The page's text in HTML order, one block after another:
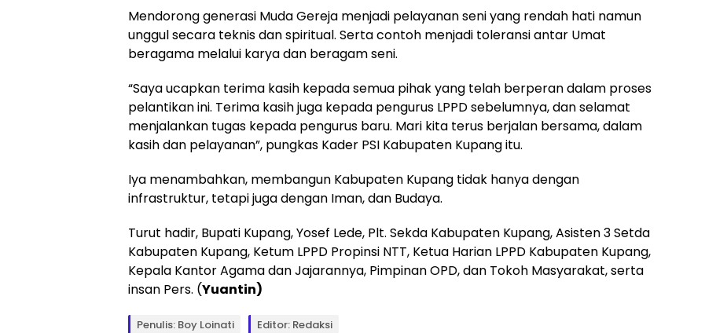
Mendorong generasi Muda Gereja menjadi pelayanan seni yang rendah hati namun
unggul secara teknis dan spiritual. Serta contoh menjadi toleransi antar Umat
beragama melalui karya dan beragam seni.
“Saya ucapkan terima kasih kepada semua pihak yang telah berperan dalam proses
pelantikan ini. Terima kasih juga kepada pengurus LPPD sebelumnya, dan selamat
menjalankan tugas kepada pengurus baru. Mari kita terus berjalan bersama, dalam
kasih dan pelayanan”, pungkas Kader PSI Kabupaten Kupang itu.
Iya menambahkan, membangun Kabupaten Kupang tidak hanya dengan
infrastruktur, tetapi juga dengan Iman, dan Budaya.
Turut hadir, Bupati Kupang, Yosef Lede, Plt. Sekda Kabupaten Kupang, Asisten 3 Setda
Kabupaten Kupang, Ketum LPPD Propinsi NTT, Ketua Harian LPPD Kabupaten Kupang,
Kepala Kantor Agama dan Jajarannya, Pimpinan OPD, dan Tokoh Masyarakat, serta
insan Pers. (Yuantin)
Penulis: Boy Loinati Editor: Redaksi